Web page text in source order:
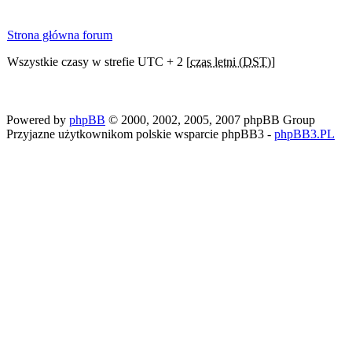
Strona główna forum
Wszystkie czasy w strefie UTC + 2 [czas letni (DST)]
Powered by phpBB © 2000, 2002, 2005, 2007 phpBB Group
Przyjazne użytkownikom polskie wsparcie phpBB3 - phpBB3.PL